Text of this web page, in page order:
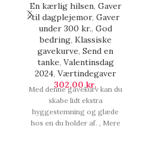
En kærlig hilsen, Gaver
til dagplejemor, Gaver
under 300 kr., God
bedring, Klassiske
gavekurve, Send en
tanke, Valentinsdag
2024, Værtindegaver
302,00kr.
Med denne gavekurv kan du
skabe lidt ekstra
hyggestemning og glæde
hos en du holder af. , Mere